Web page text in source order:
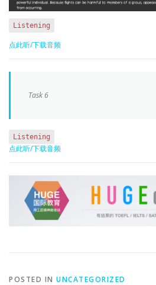
Listening
点此听/下载音频
Task 6
Listening
点此听/下载音频
POSTED IN UNCATEGORIZED